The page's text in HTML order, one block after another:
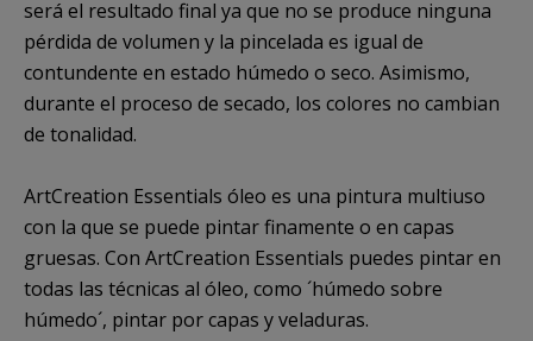
será el resultado final ya que no se produce ninguna
pérdida de volumen y la pincelada es igual de
contundente en estado húmedo o seco. Asimismo,
durante el proceso de secado, los colores no cambian
de tonalidad.
ArtCreation Essentials óleo es una pintura multiuso
con la que se puede pintar finamente o en capas
gruesas. Con ArtCreation Essentials puedes pintar en
todas las técnicas al óleo, como ´húmedo sobre
húmedo´, pintar por capas y veladuras.